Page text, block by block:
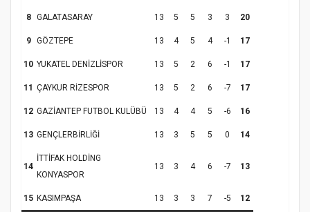
Samsun Atakum’da Ayasofya Camii
koparıyor mu?
8 GALATASARAY 13 5 5 3 3 20
9 GÖZTEPE 13 4 5 4 -1 17
10 YUKATEL DENİZLİSPOR 13 5 2 6 -1 17
11 ÇAYKUR RİZESPOR 13 5 2 6 -7 17
12 GAZİANTEP FUTBOL KULÜBÜ 13 4 4 5 -6 16
13 GENÇLERBİRLİĞİ 13 3 5 5 0 14
14
İTTİFAK HOLDİNG
KONYASPOR
13 3 4 6 -7 13
15 KASIMPAŞA 13 3 3 7 -5 12